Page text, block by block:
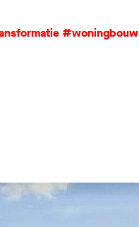
#woningbouw